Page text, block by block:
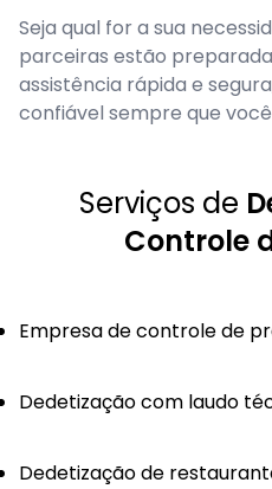
Seja qual for a sua
parceiras estão
assistência rápida e
confiável sempre que
Serviços de
Controle
Empresa de controle de
Dedetização com laudo
Dedetização de